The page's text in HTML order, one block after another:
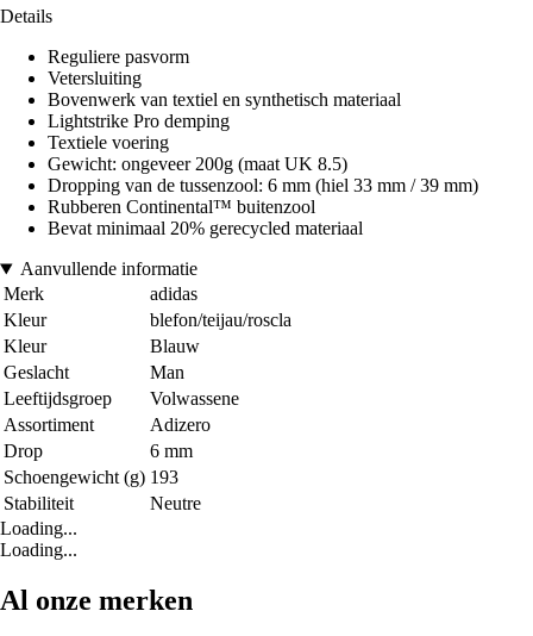
Details
Reguliere pasvorm
Vetersluiting
Bovenwerk van textiel en synthetisch materiaal
Lightstrike Pro demping
Textiele voering
Gewicht: ongeveer 200g (maat UK 8.5)
Dropping van de tussenzool: 6 mm (hiel 33 mm / 39 mm)
Rubberen Continental™ buitenzool
Bevat minimaal 20% gerecycled materiaal
Aanvullende informatie
Merk
adidas
Kleur
blefon/teijau/roscla
Kleur
Blauw
Geslacht
Man
Leeftijdsgroep
Volwassene
Assortiment
Adizero
Drop
6 mm
Schoengewicht (g) 193
Stabiliteit
Neutre
Loading...
Loading...
Al onze merken